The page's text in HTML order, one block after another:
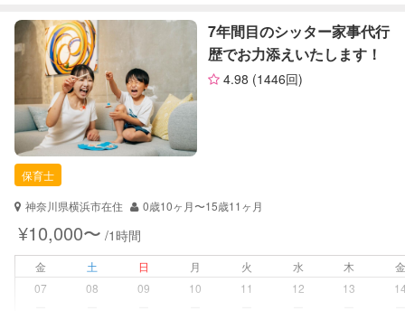
7年間目のシッター家事代行
歴でお力添えいたします！
4.98 (1446回)
保育士
神奈川県横浜市在住
0歳10ヶ月〜15歳11ヶ月
¥10,000〜 /1時間
金 土 日 月 火 水 木
07
08 09 10 11 12 13